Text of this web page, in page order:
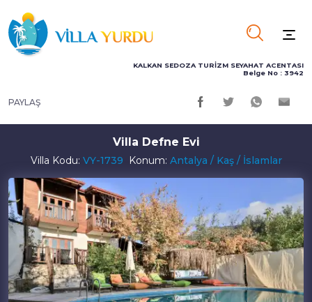
KALKAN SEDOZA TURİZM SEYAHAT ACENTASI
Belge No : 3942
PAYLAŞ
Villa Defne Evi
Villa Kodu: VY-1739 Konum: Antalya / Kaş / İslamlar